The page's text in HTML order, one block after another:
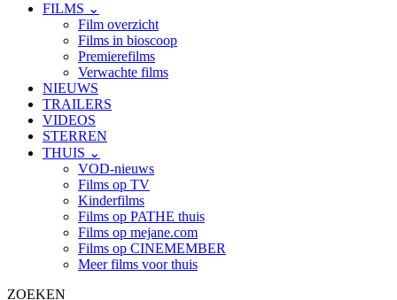
FILMS ⌄
Film overzicht
Films in bioscoop
Premierefilms
Verwachte films
NIEUWS
TRAILERS
VIDEOS
STERREN
THUIS ⌄
VOD-nieuws
Films op TV
Kinderfilms
Films op PATHE thuis
Films op mejane.com
Films op CINEMEMBER
Meer films voor thuis
ZOEKEN